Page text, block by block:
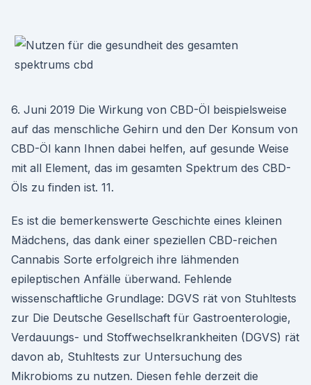
6. Juni 2019 Die Wirkung von CBD-Öl beispielsweise
auf das menschliche Gehirn und den Der Konsum von
CBD-Öl kann Ihnen dabei helfen, auf gesunde Weise
mit all Element, das im gesamten Spektrum des CBD-
Öls zu finden ist. 11.
Es ist die bemerkenswerte Geschichte eines kleinen
Mädchens, das dank einer speziellen CBD-reichen
Cannabis Sorte erfolgreich ihre lähmenden
epileptischen Anfälle überwand. Fehlende
wissenschaftliche Grundlage: DGVS rät von Stuhltests
zur Die Deutsche Gesellschaft für Gastroenterologie,
Verdauungs- und Stoffwechselkrankheiten (DGVS) rät
davon ab, Stuhltests zur Untersuchung des
Mikrobioms zu nutzen. Diesen fehle derzeit die